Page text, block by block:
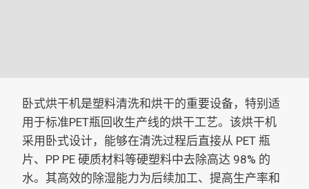
卧式烘干机是塑料清洗和烘干的重要设备，特别适
用于标准PET瓶回收生产线的烘干工艺。该烘干机
采用卧式设计，能够在清洗过程后直接从 PET 瓶
片、PP PE 硬质材料等硬塑料中去除高达 98% 的
水。其高效的除湿能力为后续加工、提高生产率和